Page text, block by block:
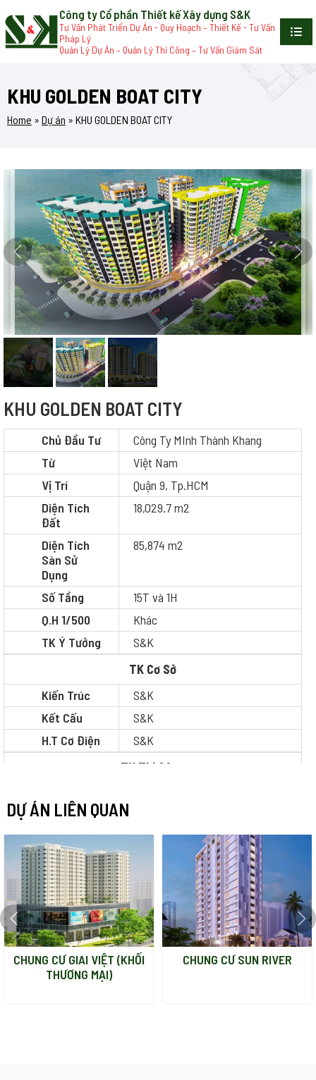
Công ty Cổ phần Thiết kế Xây dựng S&K
Tư Vấn Phát Triển Dự Án - Quy Hoạch – Thiết Kế - Tư Vấn
Pháp Lý
Quản Lý Dự Án – Quản Lý Thi Công – Tư Vấn Giám Sát
KHU GOLDEN BOAT CITY
Home » Dự án » KHU GOLDEN BOAT CITY
KHU GOLDEN BOAT CITY
Chủ Đầu Tư
Công Ty MInh Thành Khang
Từ
Việt Nam
Vị Trí
Quận 9, Tp.HCM
Diện Tích
Đất
18,029.7 m2
Diện Tích
Sàn Sử
Dụng
85,874 m2
Số Tầng
15T và 1H
Q.H 1/500
Khác
TK Ý Tưởng
S&K
TK Cơ Sở
Kiến Trúc
S&K
Kết Cấu
S&K
H.T Cơ Điện
S&K
TK Thi Công
Kết Cấu
H.T Cơ Điện
S&K
Dự Toán
Pháp Lý
S&K
QLDA /
QLTC
Khác
Hạ Tầng
Khác
Tình Trạng
Hoàn Thành
DỰ ÁN LIÊN QUAN
CHUNG CƯ GIAI VIỆT (KHỐI
THƯƠNG MẠI)
CHUNG CƯ SUN RIVER